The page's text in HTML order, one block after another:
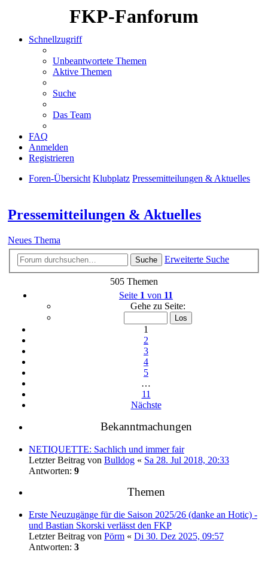
FKP-Fanforum
Schnellzugriff
Unbeantwortete Themen
Aktive Themen
Suche
Das Team
FAQ
Anmelden
Registrieren
Foren-Übersicht Klubplatz Pressemitteilungen & Aktuelles
Pressemitteilungen & Aktuelles
Neues Thema
Suche Erweiterte Suche
505 Themen
Seite 1 von 11
Gehe zu Seite:
1
2
3
4
5
…
11
Nächste
Bekanntmachungen
NETIQUETTE: Sachlich und immer fair
Letzter Beitrag von Bulldog « Sa 28. Jul 2018, 20:33
Antworten: 9
Themen
Erste Neuzugänge für die Saison 2025/26 (danke an Hotic) -
und Bastian Skorski verlässt den FKP
Letzter Beitrag von Pörm « Di 30. Dez 2025, 09:57
Antworten: 3